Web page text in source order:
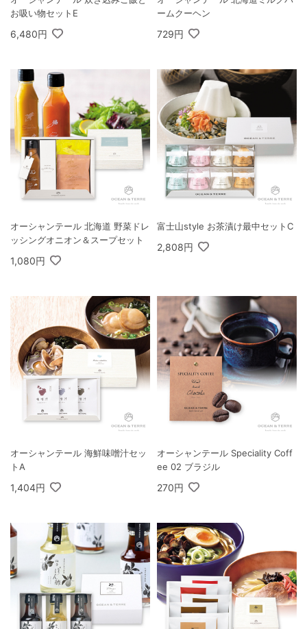
お吸い物セットE
6,480円
ームクーヘン
729円
オーシャンテール 北海道 野菜ドレ
ッシングオニオン＆スープセット
1,080円
富士山style お茶漬け最中セットC
2,808円
オーシャンテール 海鮮味噌汁セッ
トA
1,404円
オーシャンテール Speciality Coff
ee 02 ブラジル
270円